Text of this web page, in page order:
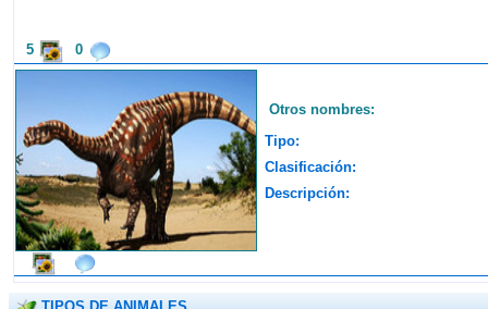
5 0
Otros nombres:
Tipo:
Clasificación:
Descripción: